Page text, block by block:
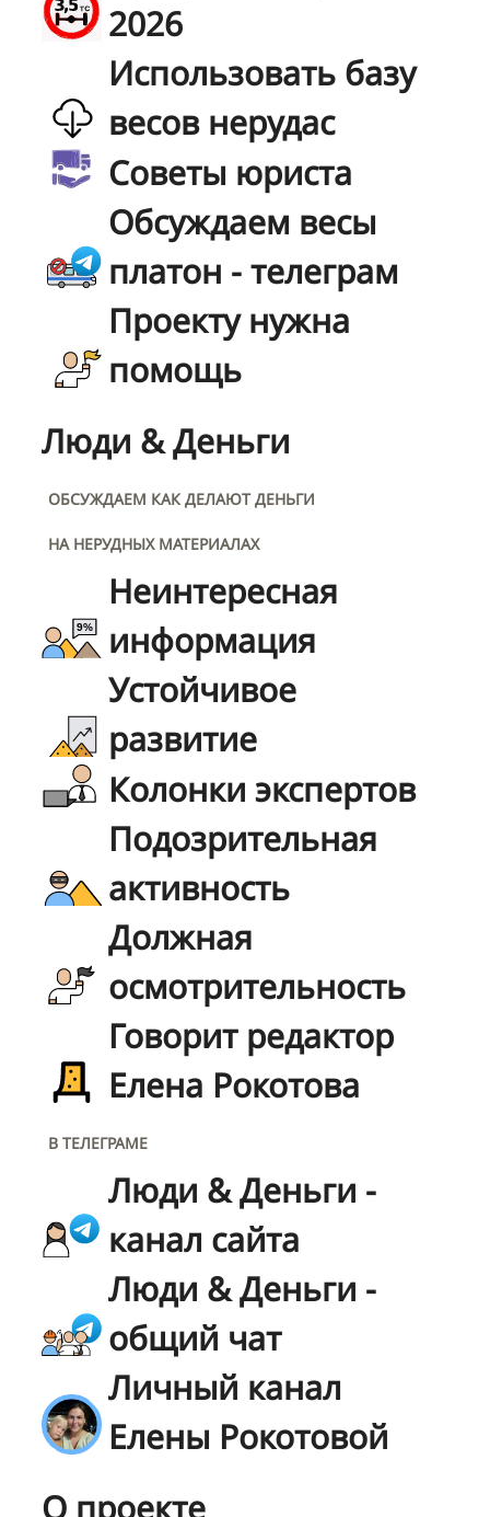
2026
Использовать базу
весов нерудас
Советы юриста
Обсуждаем весы
платон - телеграм
Проекту нужна
помощь
Люди & Деньги
ОБСУЖДАЕМ КАК ДЕЛАЮТ ДЕНЬГИ
НА НЕРУДНЫХ МАТЕРИАЛАХ
Неинтересная
информация
Устойчивое
развитие
Колонки экспертов
Подозрительная
активность
Должная
осмотрительность
Говорит редактор
Елена Рокотова
В ТЕЛЕГРАМЕ
Люди & Деньги -
канал сайта
Люди & Деньги -
общий чат
Личный канал
Елены Рокотовой
О проекте